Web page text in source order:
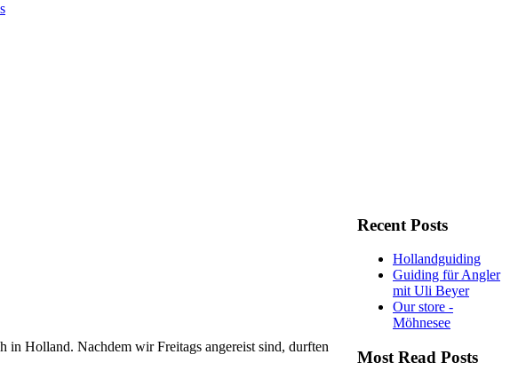
in Holland. Nachdem wir Freitags angereist sind, durften
Recent Posts
Hollandguiding
Guiding für Angler
mit Uli Beyer
Our store -
Möhnesee
Most Read Posts